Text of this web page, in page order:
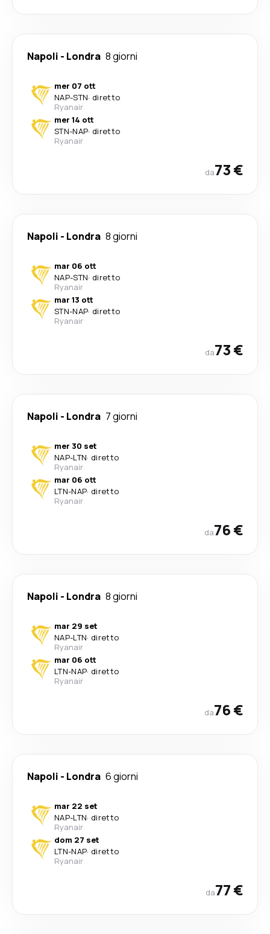
Napoli - Londra 8 giorni
mer 07 ott
NAP-STN· diretto
Ryanair
mer 14 ott
STN-NAP· diretto
Ryanair
da73 €
Napoli - Londra 8 giorni
mar 06 ott
NAP-STN· diretto
Ryanair
mar 13 ott
STN-NAP· diretto
Ryanair
da73 €
Napoli - Londra 7 giorni
mer 30 set
NAP-LTN· diretto
Ryanair
mar 06 ott
LTN-NAP· diretto
Ryanair
da76 €
Napoli - Londra 8 giorni
mar 29 set
NAP-LTN· diretto
Ryanair
mar 06 ott
LTN-NAP· diretto
Ryanair
da76 €
Napoli - Londra 6 giorni
mar 22 set
NAP-LTN· diretto
Ryanair
dom 27 set
LTN-NAP· diretto
Ryanair
da77 €